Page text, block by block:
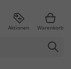
Aktionen Warenkorb